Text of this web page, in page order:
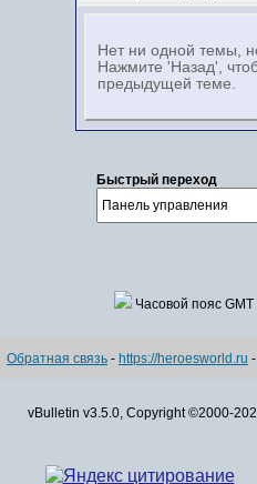
Нет ни одной темы,
Нажмите 'Назад',
предыдущей теме.
Быстрый переход
Часовой пояс GMT
Обратная связь - https://heroesworld.ru -
vBulletin v3.5.0, Copyright ©2000-